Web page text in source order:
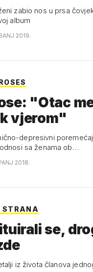
zabio nos u prsa
album
2019.
"Otac
vjerom"
depresivni
sa ženama ob…
2018.
STRANA
se,
iz života članova